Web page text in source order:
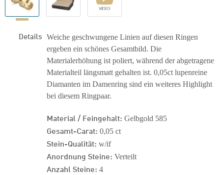
Details Weiche geschwungene Linien auf diesen Ringen
ergeben ein schönes Gesamtbild. Die
Materialerhöhung ist poliert, während der abgetragene
Materialteil längsmatt gehalten ist. 0,05ct lupenreine
Diamanten im Damenring sind ein weiteres Highlight
bei diesem Ringpaar.
Material / Feingehalt: Gelbgold 585
Gesamt-Carat: 0,05 ct
Stein-Qualität: w/if
Anordnung Steine: Verteilt
Anzahl Steine: 4